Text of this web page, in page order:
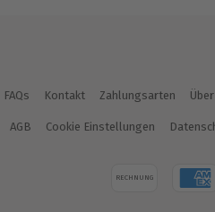
FAQs Kontakt Zahlungsarten
AGB Cookie Einstellungen
RECHNUNG